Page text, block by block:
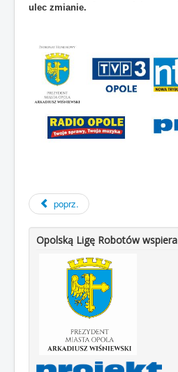
ulec zmianie.
poprz.
Opolską Ligę Robotów wspiera